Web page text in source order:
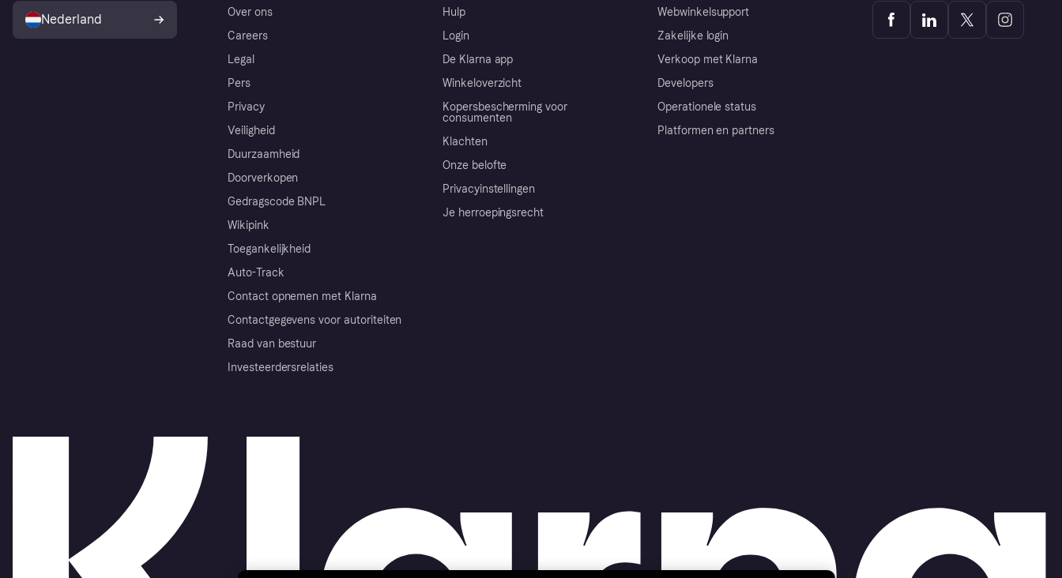
Over ons
Careers
Legal
Pers
Privacy
Veiligheid
Duurzaamheid
Doorverkopen
Gedragscode BNPL
Wikipink
Toegankelijkheid
Auto-Track
Contact opnemen met Klarna
Contactgegevens voor autoriteiten
Raad van bestuur
Investeerdersrelaties
Hulp
Login
De Klarna app
Winkeloverzicht
Kopersbescherming voor
consumenten
Klachten
Onze belofte
Privacyinstellingen
Je herroepingsrecht
Webwinkelsupport
Zakelijke login
Verkoop met Klarna
Developers
Operationele status
Platformen en partners
Nederland